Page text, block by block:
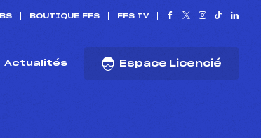
BOUTIQUE FFS FFS TV
Actualités Espace Licencié